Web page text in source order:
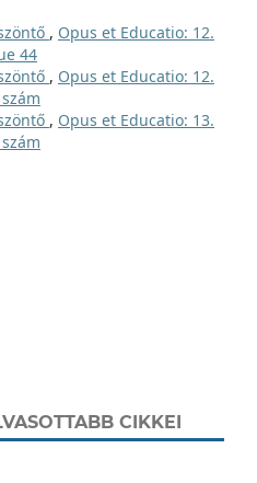
, Opus et Educatio: 12.
44
, Opus et Educatio: 12.
, Opus et Educatio: 13.
CIKKEI